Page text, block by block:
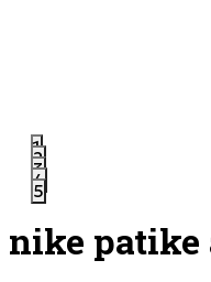
1
2
3
4
5
nike patike